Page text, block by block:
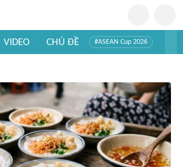
VIDEO CHỦ ĐỀ #ASEAN Cup 2026